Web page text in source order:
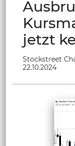
jetzt
Stockstreet
22.10.2024